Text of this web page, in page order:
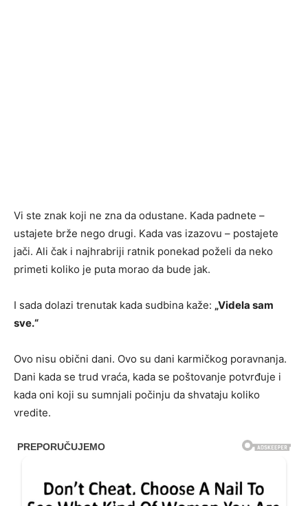
Vi ste znak koji ne zna da odustane. Kada padnete –
ustajete brže nego drugi. Kada vas izazovu – postajete
jači. Ali čak i najhrabriji ratnik ponekad poželi da neko
primeti koliko je puta morao da bude jak.
I sada dolazi trenutak kada sudbina kaže: „Videla sam
sve.“
Ovo nisu obični dani. Ovo su dani karmičkog poravnanja.
Dani kada se trud vraća, kada se poštovanje potvrđuje i
kada oni koji su sumnjali počinju da shvataju koliko
vredite.